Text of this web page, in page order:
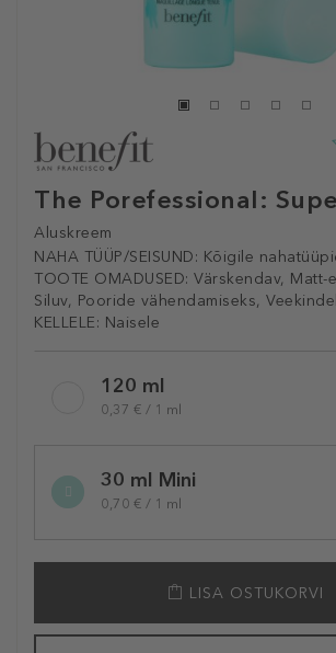
The Porefessional:
Aluskreem
NAHA TÜÜP/SEISUND: Kõigile
TOOTE OMADUSED: Värskendav, Matt-
Siluv, Pooride vähendamiseks, Veekindel
KELLELE: Naisele
variation120 ml
0,37 € / 1 ml
30 ml Mini
0,70 € / 1 ml
LISA OSTUKORVI